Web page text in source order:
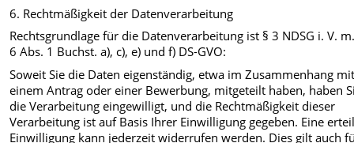
6. Rechtmäßigkeit der Datenverarbeitung
Rechtsgrundlage für die Datenverarbeitung ist § 3 NDSG i. V.
6 Abs. 1 Buchst. a), c), e) und f) DS-GVO:
Soweit Sie die Daten eigenständig, etwa im Zusammenhang
einem Antrag oder einer Bewerbung, mitgeteilt haben, haben
die Verarbeitung eingewilligt, und die Rechtmäßigkeit dieser
Verarbeitung ist auf Basis Ihrer Einwilligung gegeben. Eine
Einwilligung kann jederzeit widerrufen werden. Dies gilt auch